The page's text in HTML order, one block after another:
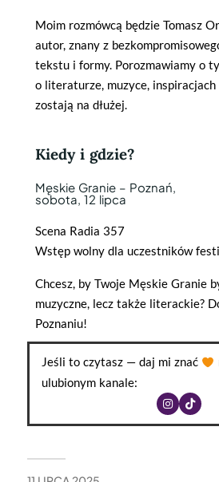
Moim rozmówcą będzie Tomasz
autor, znany z
tekstu i formy. Porozmawiamy o
o literaturze, muzyce,
zostają na dłużej.
Kiedy i gdzie?
Męskie Granie – Poznań,
sobota, 12 lipca
Scena Radia 357
Wstęp wolny dla uczestników
Chcesz, by Twoje Męskie Granie
muzyczne, lecz także literackie?
Poznaniu!
Jeśli to czytasz — daj mi znać
ulubionym kanale: